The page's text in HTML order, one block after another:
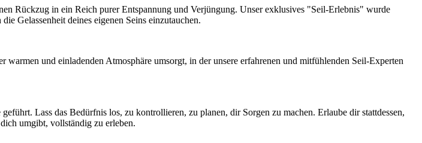
Rückzug in ein Reich purer Entspannung und Verjüngung. Unser exklusives "Seil-Erlebnis" wurde
Gelassenheit deines eigenen Seins einzutauchen.
und einladenden Atmosphäre umsorgt, in der unsere erfahrenen und mitfühlenden Seil-Experten
Lass das Bedürfnis los, zu kontrollieren, zu planen, dir Sorgen zu machen. Erlaube dir stattdessen,
umgibt, vollständig zu erleben.